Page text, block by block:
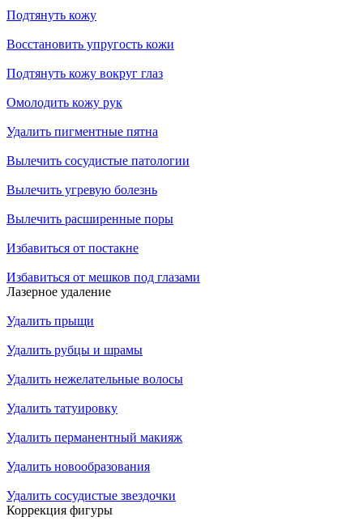
Подтянуть кожу
Восстановить упругость кожи
Подтянуть кожу вокруг глаз
Омолодить кожу рук
Удалить пигментные пятна
Вылечить сосудистые патологии
Вылечить угревую болезнь
Вылечить расширенные поры
Избавиться от постакне
Избавиться от мешков под глазами
Лазерное удаление
Удалить прыщи
Удалить рубцы и шрамы
Удалить нежелательные волосы
Удалить татуировку
Удалить перманентный макияж
Удалить новообразования
Удалить сосудистые звездочки
Коррекция фигуры